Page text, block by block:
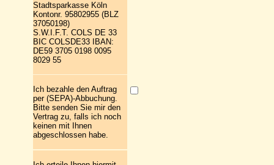
Stadtsparkasse Köln
Kontonr. 95802955 (BLZ
37050198)
S.W.I.F.T. COLS DE 33
BIC COLSDE33 IBAN:
DE59 3705 0198 0095
8029 55
Ich bezahle den Auftrag
per (SEPA)-Abbuchung.
Bitte senden Sie mir den
Vertrag zu, falls ich noch
keinen mit Ihnen
abgeschlossen habe.